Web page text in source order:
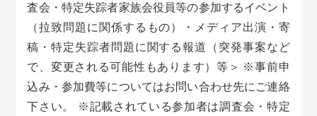
査会・特定失踪者家族会役員等の参加するイベント
（拉致問題に関係するもの）・メディア出演・寄
稿・特定失踪者問題に関する報道（突発事案など
で、変更される可能性もあります）等＞ ※事前申
込み・参加費等についてはお問い合わせ先にご連絡
下さい。 ※記載されている参加者は調査会・特定